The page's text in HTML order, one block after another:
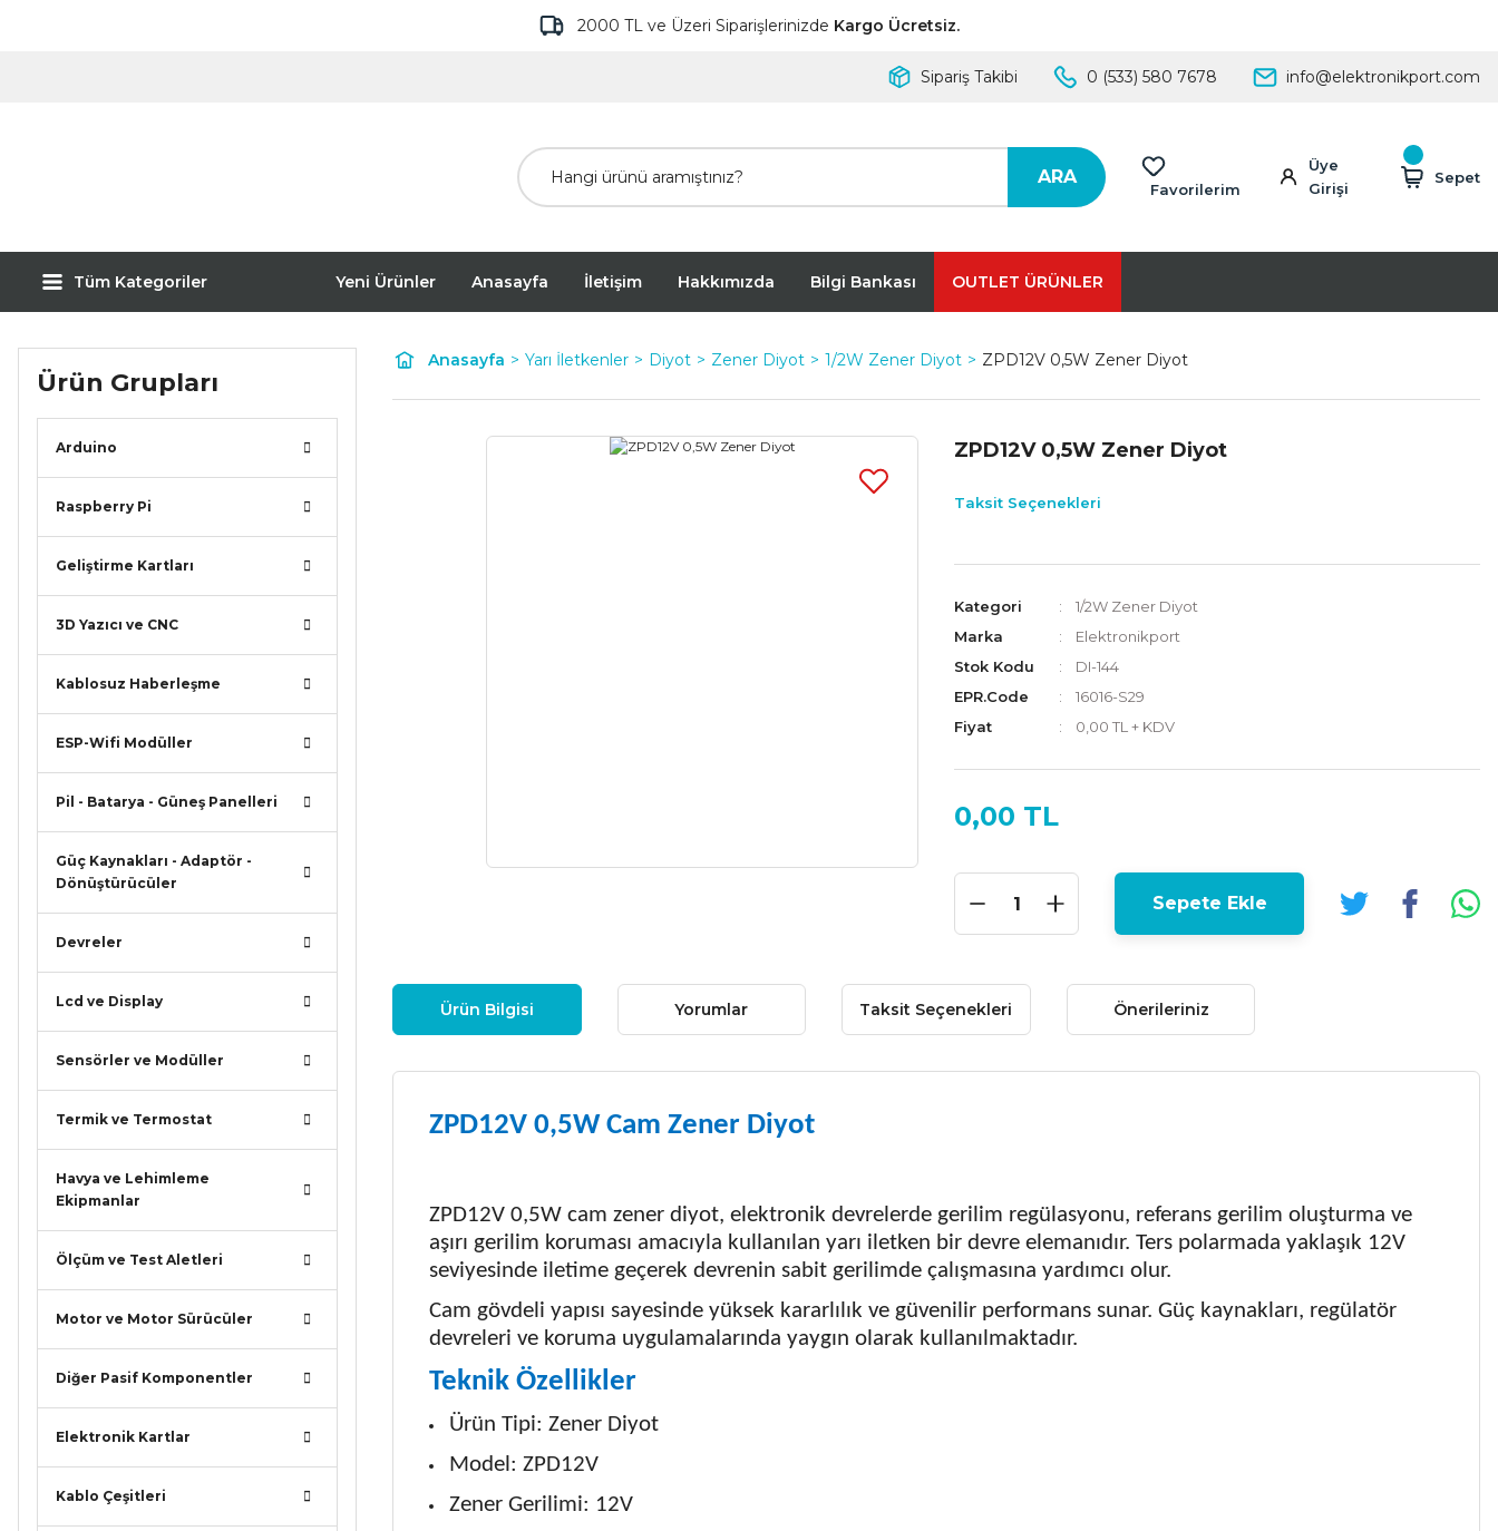
2000 TL ve Üzeri Siparişlerinizde Kargo Ücretsiz.
Sipariş Takibi 0 (533) 580 7678 info@elektronikport.com
ARA
Favorilerim
Üye
Girişi
Sepet
Tüm Kategoriler Yeni Ürünler Anasayfa İletişim Hakkımızda Bilgi Bankası OUTLET ÜRÜNLER
Ürün Grupları
Arduino
Raspberry Pi
Geliştirme Kartları
3D Yazıcı ve CNC
Kablosuz Haberleşme
ESP-Wifi Modüller
Pil - Batarya - Güneş Panelleri
Güç Kaynakları - Adaptör -
Dönüştürücüler
Devreler
Lcd ve Display
Sensörler ve Modüller
Termik ve Termostat
Havya ve Lehimleme
Ekipmanlar
Ölçüm ve Test Aletleri
Motor ve Motor Sürücüler
Diğer Pasif Komponentler
Elektronik Kartlar
Kablo Çeşitleri
Anasayfa Yarı İletkenler Diyot Zener Diyot 1/2W Zener Diyot ZPD12V 0,5W Zener Diyot
ZPD12V 0,5W Zener Diyot
Taksit Seçenekleri
Kategori
1/2W Zener Diyot
Marka
Elektronikport
Stok Kodu
DI-144
EPR.Code
16016-S29
Fiyat
0,00 TL + KDV
0,00 TL
Sepete Ekle
Ürün Bilgisi Yorumlar Taksit Seçenekleri Önerileriniz
ZPD12V 0,5W Cam Zener Diyot
ZPD12V 0,5W cam zener diyot, elektronik devrelerde gerilim regülasyonu, referans gerilim oluşturma ve
aşırı gerilim koruması amacıyla kullanılan yarı iletken bir devre elemanıdır. Ters polarmada yaklaşık 12V
seviyesinde iletime geçerek devrenin sabit gerilimde çalışmasına yardımcı olur.
Cam gövdeli yapısı sayesinde yüksek kararlılık ve güvenilir performans sunar. Güç kaynakları, regülatör
devreleri ve koruma uygulamalarında yaygın olarak kullanılmaktadır.
Teknik Özellikler
Ürün Tipi: Zener Diyot
Model: ZPD12V
Zener Gerilimi: 12V